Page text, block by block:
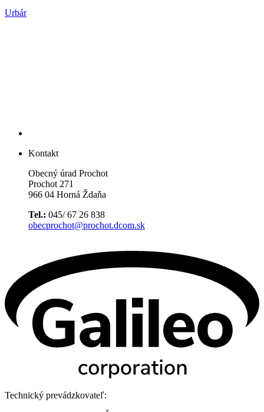
Urbár
Kontakt
Obecný úrad Prochot
Prochot 271
966 04 Horná Ždaňa
Tel.: 045/ 67 26 838
obecprochot@prochot.dcom.sk
Technický prevádzkovateľ: